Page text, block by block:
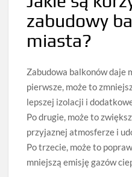
zabudowy
miasta?
Zabudowa balkonów daje
pierwsze, może to
lepszej izolacji i
Po drugie, może to
przyjaznej atmosferze i
Po trzecie, może to
mniejszą emisję gazów